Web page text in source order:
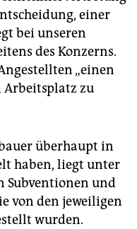
einer
bei unseren
des Konzerns.
„einen
Arbeitsplatz zu
überhaupt in
haben, liegt unter
Subventionen und
von den jeweiligen
wurden.